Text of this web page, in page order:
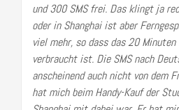
und 300 SMS frei. Das klingt ja
oder in Shanghai ist aber
viel mehr, so dass das 20
verbraucht ist. Die SMS nach
anscheinend auch nicht von dem
hat mich beim Handy-Kauf der